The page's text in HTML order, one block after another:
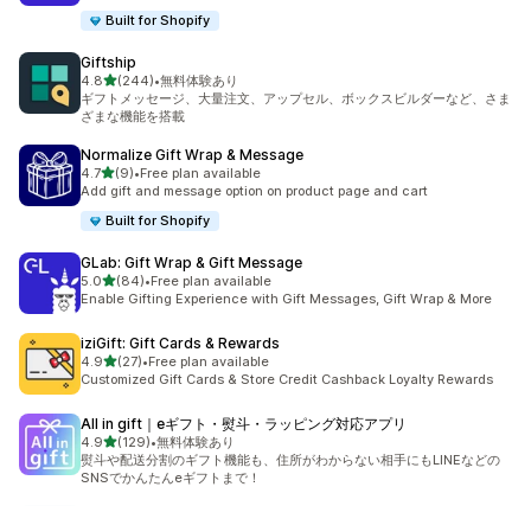
Built for Shopify
Giftship
4.85つ星中
(244)
合計レビュー数：244件
•無料体験あり
ギフトメッセージ、大量注文、アップセル、ボックスビルダーなど、さま
ざまな機能を搭載
Normalize Gift Wrap & Message
4.75つ星中
(9)
合計レビュー数：9件
•Free plan available
Add gift and message option on product page and cart
Built for Shopify
GLab: Gift Wrap & Gift Message
5.05つ星中
(84)
合計レビュー数：84件
•Free plan available
Enable Gifting Experience with Gift Messages, Gift Wrap & More
iziGift: Gift Cards & Rewards
4.95つ星中
(27)
合計レビュー数：27件
•Free plan available
Customized Gift Cards & Store Credit Cashback Loyalty Rewards
All in gift｜eギフト・熨斗・ラッピング対応アプリ
4.95つ星中
(129)
合計レビュー数：129件
•無料体験あり
熨斗や配送分割のギフト機能も、住所がわからない相手にもLINEなどの
SNSでかんたんeギフトまで！